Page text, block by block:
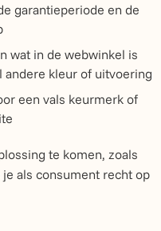
garantieperiode en de
wat in de webwinkel is
andere kleur of uitvoering
een vals keurmerk of
te komen, zoals
als consument recht op